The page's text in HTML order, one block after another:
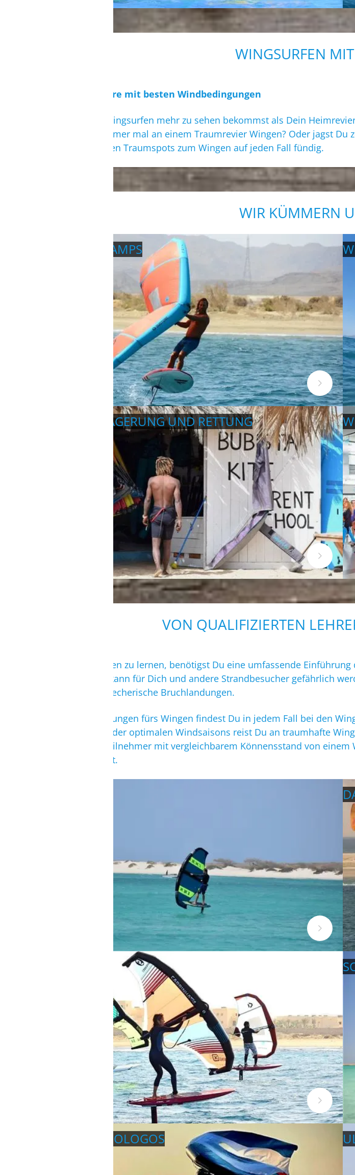
WINGSURFEN
Weltweite Reviere mit besten Windbedingungen
Damit Du beim Wingsurfen mehr zu sehen bekommst als Dein
wolltest schon immer mal an einem Traumrevier Wingen? Oder jagst
wirst unter unseren Traumspots zum Wingen auf jeden Fall fündig.
WIR KÜMMERN
WINGSURF CAMPS
MATERIAL, LAGERUNG UND RETTUNG
VON QUALIFIZIERTEN
Um das Wingsurfen zu lernen, benötigst Du eine umfassende
auszuprobieren, kann für Dich und andere Strandbesucher gefährlich
verursacht halsbrecherische Bruchlandungen.
Beste Lernbedingungen fürs Wingen findest Du in jedem Fall bei den
kannst. Während der optimalen Windsaisons reist Du an traumhafte
werden immer Teilnehmer mit vergleichbarem Könnensstand von
Fortschritte macht.
RHODOS THEOLOGOS